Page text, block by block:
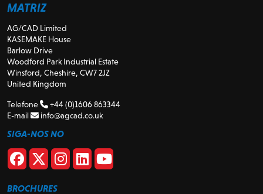
MATRIZ
AG/CAD Limited
KASEMAKE House
Barlow Drive
Woodford Park Industrial Estate
Winsford, Cheshire, CW7 2JZ
United Kingdom
Telefone
+44 (0)1606 863344
E-mail
info@agcad.co.uk
SIGA-NOS NO
BROCHURES